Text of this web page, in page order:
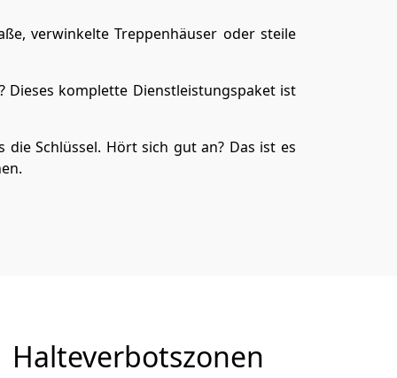
verwinkelte Treppenhäuser oder steile
Dieses komplette Dienstleistungspaket ist
Schlüssel. Hört sich gut an? Das ist es
Halteverbotszonen